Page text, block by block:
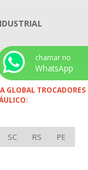
GLOBAL TROCADORES
SC RS
PE
chamar no
WhatsApp